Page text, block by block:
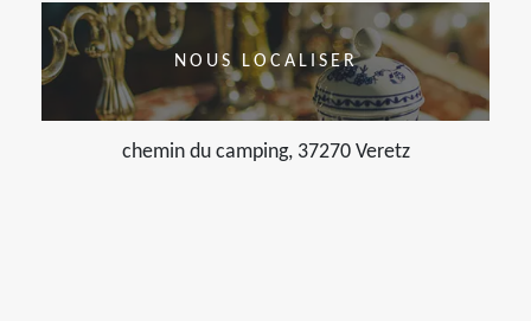
NOUS LOCALISER
chemin du camping, 37270 Veretz